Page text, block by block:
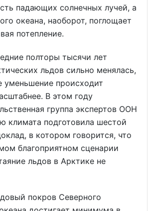
падающих солнечных лучей, а
океана, наоборот, поглощает
потепление.
полторы тысячи лет
льдов сильно менялась,
уменьшение происходит
В этом году
группа экспертов ООН
климата подготовила шестой
в котором говорится, что
благоприятном сценарии
льдов в Арктике не
покров Северного